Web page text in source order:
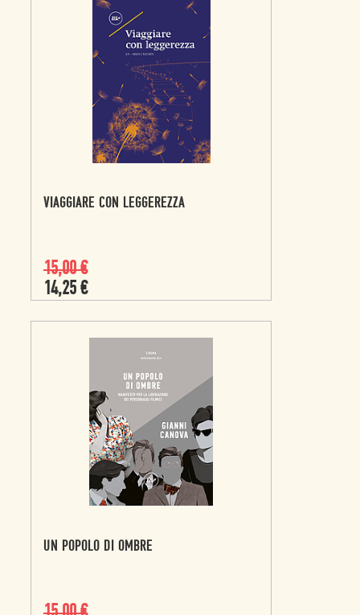
VIAGGIARE CON LEGGEREZZA
15,00€
14,25 €
UN POPOLO DI OMBRE